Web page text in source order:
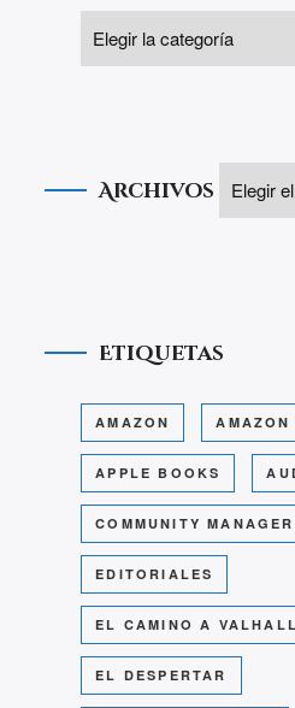
Archivos
Etiquetas
AMAZON
APPLE BOOKS
COMMUNITY MANAGER
EDITORIALES
EL CAMINO A
EL DESPERTAR